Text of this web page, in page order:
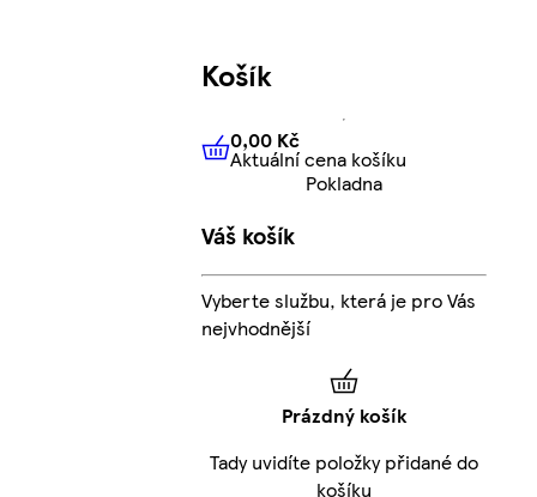
Košík
0,00 KčAktuální cena košíku
0,00 Kč
Aktuální cena košíku
Pokladna
Váš košík
Vyberte službu, která je pro Vás
nejvhodnější
Prázdný košík
Tady uvidíte položky přidané do
košíku